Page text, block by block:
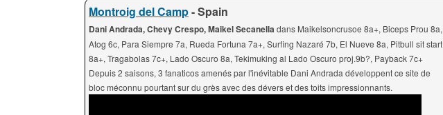
Montroig del Camp- Spain
Dani Andrada, Chevy Crespo, Maikel Secanelladans Maikelsoncrusoe 8a+, Biceps Prou 8a,
Atog 6c, Para Siempre 7a, Rueda Fortuna 7a+, Surfing Nazaré 7b, El Nueve 8a, Pitbull sit start
8a+, Tragabolas 7c+, Lado Oscuro 8a, Tekimuking al Lado Oscuro proj.9b?, Payback 7c+
Depuis 2 saisons, 3 fanaticos amenés par l'inévitable Dani Andrada développent ce site de
bloc méconnu pourtant sur du grès avec des dévers et des toits impressionnants.